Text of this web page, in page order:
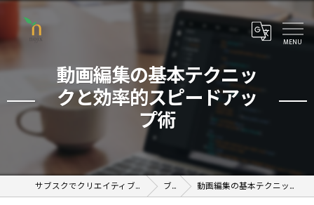
動画編集の基本テクニッ
クと効率的スピードアッ
プ術
サブスクでクリエイティブが学べるオンラインスクール ブログ 動画編集の基本テクニックと効率的スピードアップ術